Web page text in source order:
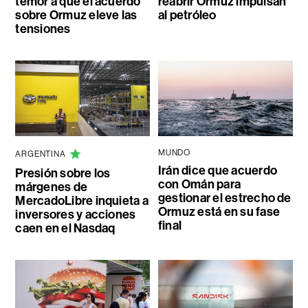
sobre Ormuz eleve las
tensiones
al petróleo
ARGENTINA
Presión sobre los
márgenes de
MercadoLibre inquieta a
inversores y acciones
caen en el Nasdaq
MUNDO
Irán dice que acuerdo
con Omán para
gestionar el estrecho de
Ormuz está en su fase
final